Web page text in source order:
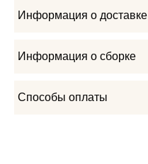
Информация о доставке
Информация о сборке
Способы оплаты